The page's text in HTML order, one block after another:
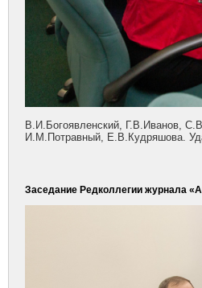
В.И.Богоявленский, Г.В.Иванов,
И.М.Потравный, Е.В.Кудряшова.
Заседание Редколлегии журнала